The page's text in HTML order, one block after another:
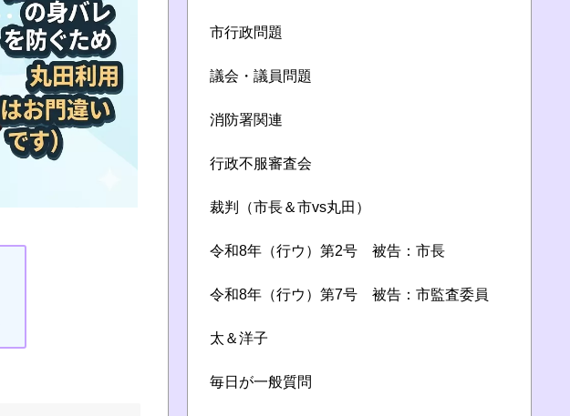
市行政問題
議会・議員問題
消防署関連
行政不服審査会
裁判（市長＆市vs丸田）
令和8年（行ウ）第2号 被告：市長
令和8年（行ウ）第7号 被告：市監査委員
太＆洋子
毎日が一般質問